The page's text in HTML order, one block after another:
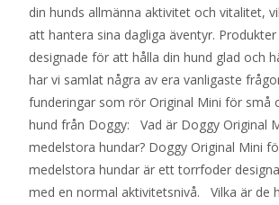
din hunds allmänna aktivitet och vitalitet,
att hantera sina dagliga äventyr.
designade för att hålla din hund glad och
har vi samlat några av era vanligaste
funderingar som rör Original Mini för små
hund från Doggy: Vad är Doggy Original
medelstora hundar? Doggy Original Mini
medelstora hundar är ett torrfoder
med en normal aktivitetsnivå. Vilka är de